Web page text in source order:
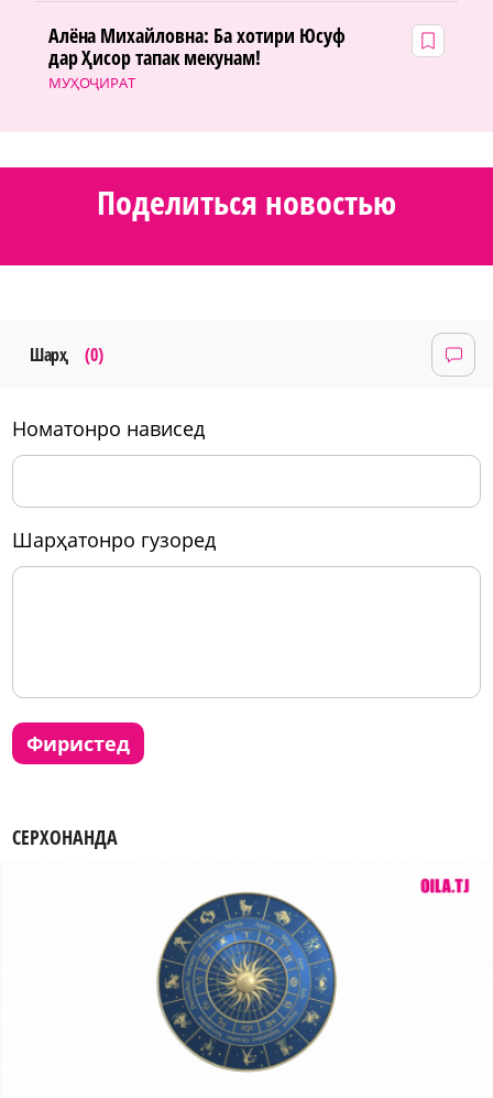
МУҲОҶИРАТ
Алёна Михайловна: Ба хотири Юсуф
дар Ҳисор тапак мекунам!
Поделиться новостью
Шарҳ (0)
номатонро нависед
шарҳатонро гузоред
фиристед
СЕРХОНАНДА